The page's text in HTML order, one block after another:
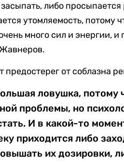
либо
утомляемость, потому
много сил и энергии,
предостерег от соблазна
ловушка,
проблемы, но
И в какой-то
приходится либо
их дозировки,